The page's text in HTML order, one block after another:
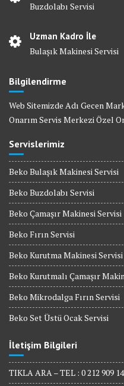
Buzdolabı Servisi
Uzman Kadro İle
Bulaşık Makinesi Servisi
Bilgilendirme
Web Sitemizde Adı Gecen
Onarım Servis Merkezi Özel
Servislerimiz
Beko Bulaşık Makinesi Servisi
Beko Buzdolabı Servisi
Beko Çamaşır Makinesi Servisi
Beko Fırın Servisi
Beko Kurutma Makinesi Servisi
Beko Kurutmalı Çamaşır
Beko Mikrodalga Fırın Servisi
Beko Set Üstü Ocak Servisi
İletişim Bilgileri
TIKLA ARA – TEL : 0 212 909